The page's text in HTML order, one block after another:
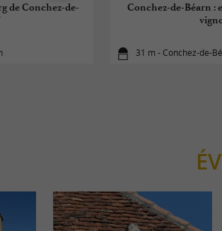
de Conchez-de-
Conchez-de-Béarn :
31 m - Conchez-de-